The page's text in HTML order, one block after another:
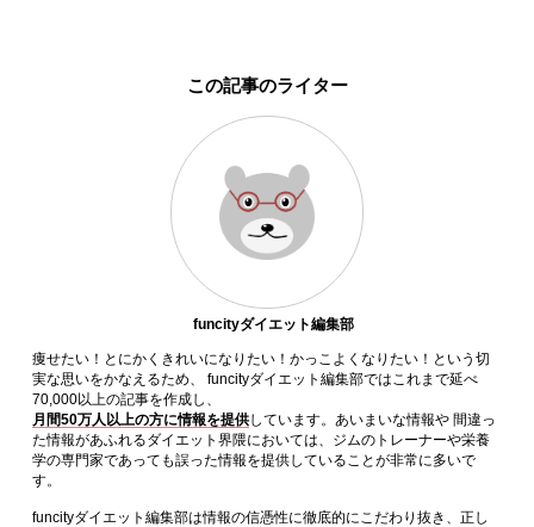
この記事のライター
funcityダイエット編集部
痩せたい！とにかくきれいになりたい！かっこよくなりたい！という切
実な思いをかなえるため、 funcityダイエット編集部ではこれまで延べ
70,000以上の記事を作成し、
月間50万人以上の方に情報を提供しています。あいまいな情報や 間違っ
た情報があふれるダイエット界隈においては、ジムのトレーナーや栄養
学の専門家であっても誤った情報を提供していることが非常に多いで
す。
funcityダイエット編集部は情報の信憑性に徹底的にこだわり抜き、正し